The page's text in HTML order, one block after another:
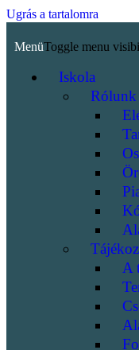
Ugrás a tartalomra
MenüToggle menu
Iskola
Rólunk
A